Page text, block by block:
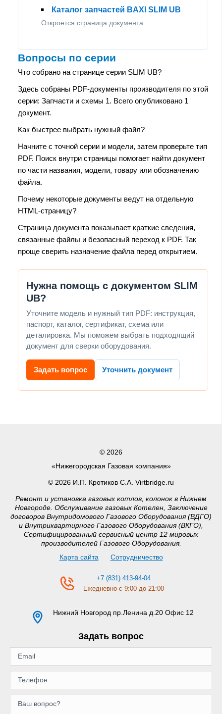
Каталог запчастей BAXI SLIM UB
Откроется страница документа
Вопросы по серии
Что собрано на странице серии SLIM UB?
Здесь собраны PDF-документы производителя по этой
серии: Запчасти и схемы 1. Всего опубликовано 1
документ.
Как быстрее выбрать нужный файл?
Начните с точной серии и модели, затем проверьте тип
PDF. Поиск внутри страницы помогает найти документ
по части названия, модели, товару или обозначению
файла.
Почему некоторые документы ведут на отдельную
HTML-страницу?
Страница документа показывает краткие сведения,
связанные файлы и безопасный переход к PDF. Так
проще сверить назначение файла перед открытием.
Нужна помощь с документом SLIM
UB?
Уточните модель и нужный тип PDF: инструкция,
паспорт, каталог, сертификат, схема или
деталировка. Мы поможем выбрать подходящий
документ для сверки оборудования.
Задать вопрос Уточнить документ
© 2026
«Нижегородская Газовая компания»
© 2026 И.П. Кротиков С.А. Virtbridge.ru
Ремонт и установка газовых котлов, колонок в Нижнем
Новгороде. Обслуживание газовых Котелен, Заключение
договоров Внутридомового Газового Оборудования (ВДГО)
и Внутриквартирного Газового Оборудования (ВКГО),
Сертифицированный сервисный центр 12 мировых
производителей Газового Оборудования.
Карта сайта
Сотрудничество
+7 (831) 413-94-04
Ежедневно с 9:00 до 21:00
Нижний Новгород пр.Ленина д.20 Офис 12
Задать вопрос